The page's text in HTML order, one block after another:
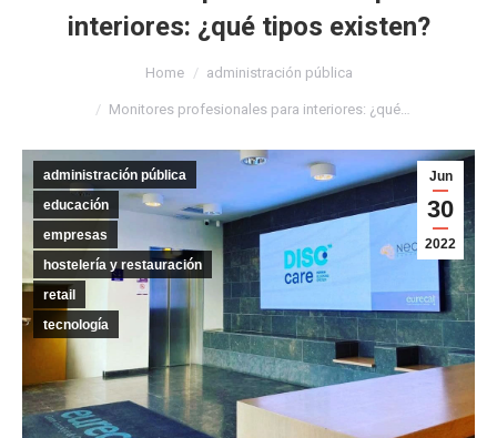
interiores: ¿qué tipos existen?
Home administración pública
Monitores profesionales para interiores: ¿qué…
Jun
30
2022
administración pública
educación
empresas
hostelería y restauración
retail
tecnología